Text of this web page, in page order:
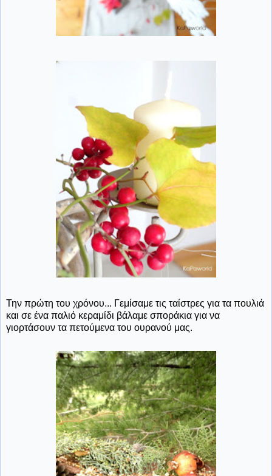
Την πρώτη του χρόνου... Γεμίσαμε τις ταίστρες για τα πουλιά
και σε ένα παλιό κεραμίδι βάλαμε σποράκια για να
γιορτάσουν τα πετούμενα του ουρανού μας.